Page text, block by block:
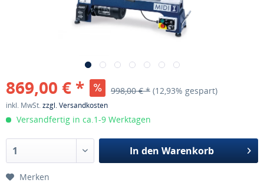
869,00 € * 998,00 € * (12,93% gespart)
inkl. MwSt.zzgl. Versandkosten
Versandfertig in ca.1-9 Werktagen
In den Warenkorb
Merken